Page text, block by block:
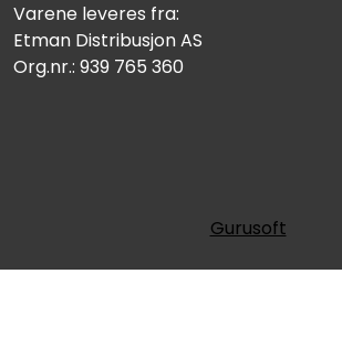
Varene leveres fra:
Etman Distribusjon AS
Org.nr.: 939 765 360
Gurusoft